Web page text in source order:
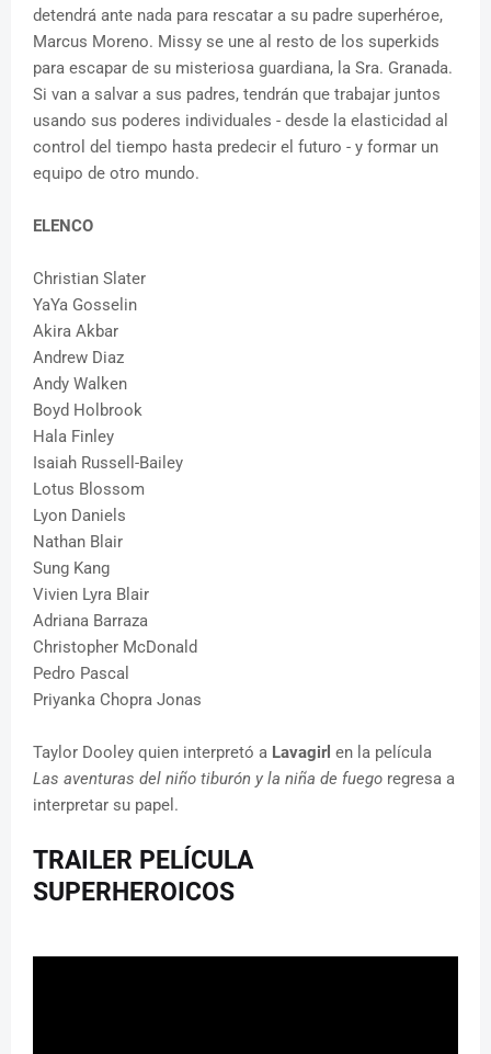
detendrá ante nada para rescatar a su padre superhéroe,
Marcus Moreno. Missy se une al resto de los superkids
para escapar de su misteriosa guardiana, la Sra. Granada.
Si van a salvar a sus padres, tendrán que trabajar juntos
usando sus poderes individuales - desde la elasticidad al
control del tiempo hasta predecir el futuro - y formar un
equipo de otro mundo.
ELENCO
Christian Slater
YaYa Gosselin
Akira Akbar
Andrew Diaz
Andy Walken
Boyd Holbrook
Hala Finley
Isaiah Russell-Bailey
Lotus Blossom
Lyon Daniels
Nathan Blair
Sung Kang
Vivien Lyra Blair
Adriana Barraza
Christopher McDonald
Pedro Pascal
Priyanka Chopra Jonas
Taylor Dooley quien interpretó a Lavagirl en la película
Las aventuras del niño tiburón y la niña de fuego regresa a
interpretar su papel.
TRAILER PELÍCULA
SUPERHEROICOS